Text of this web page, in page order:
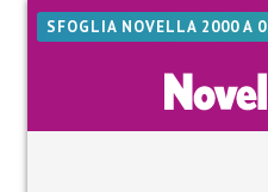
SFOGLIA NOVELLA 2000 A